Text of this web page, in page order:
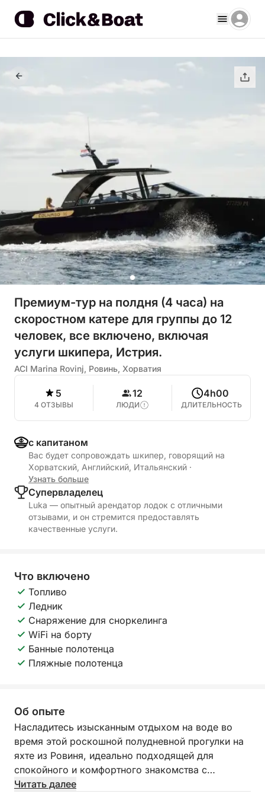
Премиум-тур на полдня (4 часа) на
скоростном катере для группы до 12
человек, все включено, включая
услуги шкипера, Истрия.
ACI Marina Rovinj, Ровинь, Хорватия
5
4 ОТЗЫВЫ
12
ЛЮДИ
4h00
ДЛИТЕЛЬНОСТЬ
с капитаном
Вас будет сопровождать шкипер, говорящий на
Хорватский, Английский, Итальянский ·
Узнать больше
Cупервладелец
Luka — опытный арендатор лодок с отличными
отзывами, и он стремится предоставлять
качественные услуги.
Что включено
Топливо
Ледник
Снаряжение для сноркелинга
WiFi на борту
Банные полотенца
Пляжные полотенца
Об опыте
Насладитесь изысканным отдыхом на воде во
время этой роскошной полудневной прогулки на
яхте из Ровиня, идеально подходящей для
спокойного и комфортного знакомства с
истрийским побережьем.
Читать далее